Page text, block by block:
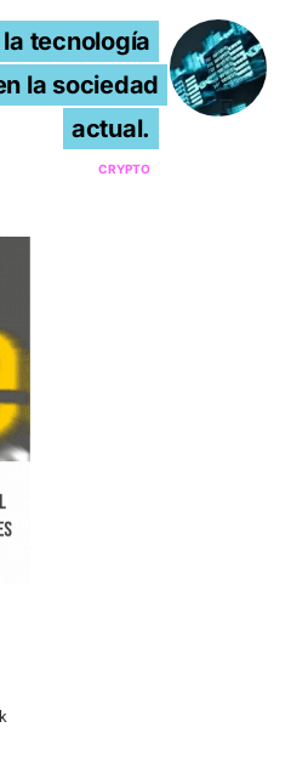
tecnología
la sociedad
actual.
CRYPTO